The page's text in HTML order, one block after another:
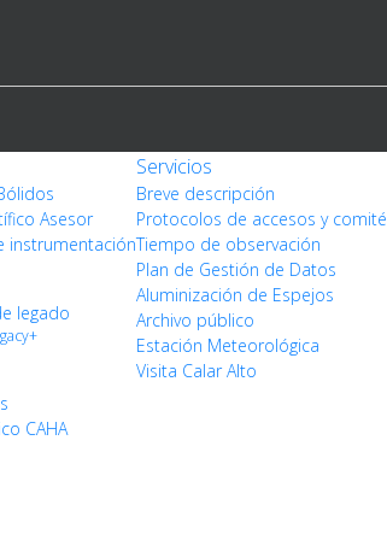
Asesor
instrumentación
legado
CAHA
Servicios
Breve descripción
Protocolos de accesos y
Tiempo de observación
Plan de Gestión de Datos
Aluminización de Espejos
Archivo público
Estación Meteorológica
Visita Calar Alto